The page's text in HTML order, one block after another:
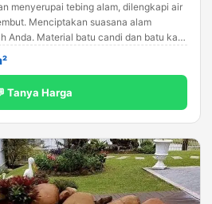
menyerupai tebing alam, dilengkapi air
Menciptakan suasana alam
Anda. Material batu candi dan batu kali
Tanya Harga